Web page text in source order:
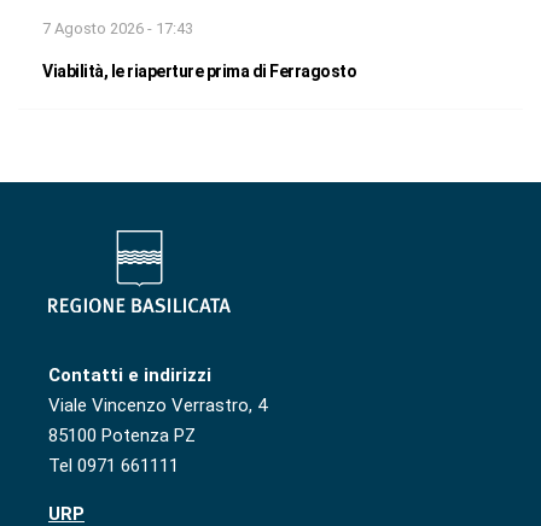
7 Agosto 2026 - 17:43
Viabilità, le riaperture prima di Ferragosto
Contatti e indirizzi
Viale Vincenzo Verrastro, 4
85100 Potenza PZ
Tel 0971 661111
URP